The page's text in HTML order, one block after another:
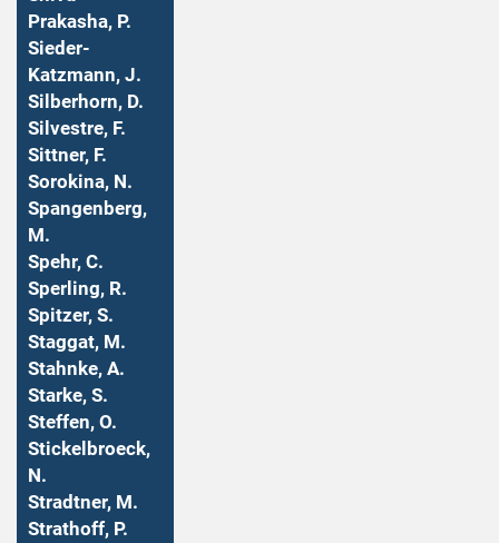
Prakasha, P.
Sieder-
Katzmann, J.
Silberhorn, D.
Silvestre, F.
Sittner, F.
Sorokina, N.
Spangenberg,
M.
Spehr, C.
Sperling, R.
Spitzer, S.
Staggat, M.
Stahnke, A.
Starke, S.
Steffen, O.
Stickelbroeck,
N.
Stradtner, M.
Strathoff, P.